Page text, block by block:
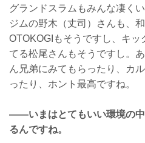
グランドスラムもみんな凄く
ジムの野木（丈司）さんも、
OTOKOGIもそうですし、キッ
てる松尾さんもそうですし。
ん兄弟にみてもらったり、カ
ったり、ホント最高ですね。
——いまはとてもいい環境の
るんですね。